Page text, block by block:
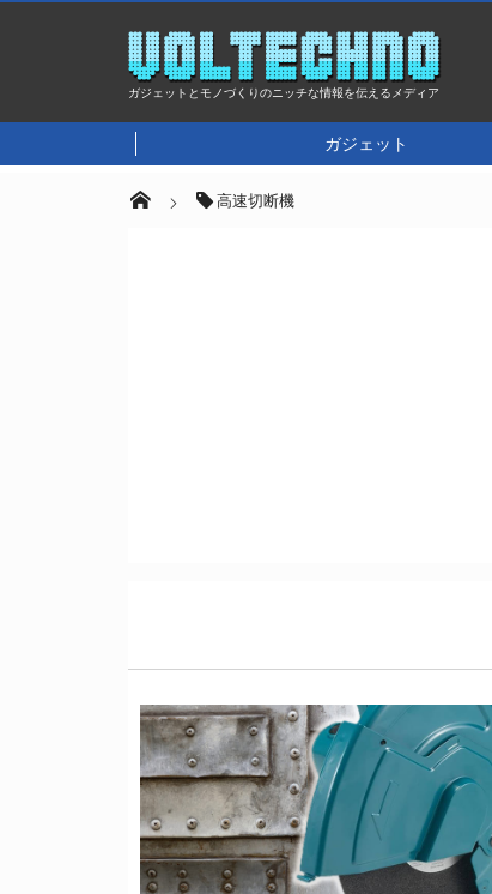
ガジェットとモノづくりのニッチな情報を伝えるメディア
ガジェット
高速切断機